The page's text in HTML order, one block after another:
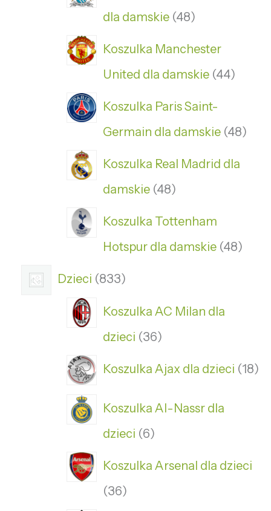
dla damskie 48
Koszulka Manchester
United dla damskie 44
Koszulka Paris Saint-
Germain dla damskie 48
Koszulka Real Madrid dla
damskie 48
Koszulka Tottenham
Hotspur dla damskie 48
Dzieci 833
Koszulka AC Milan dla
dzieci 36
Koszulka Ajax dla dzieci 18
Koszulka Al-Nassr dla
dzieci 6
Koszulka Arsenal dla dzieci
36